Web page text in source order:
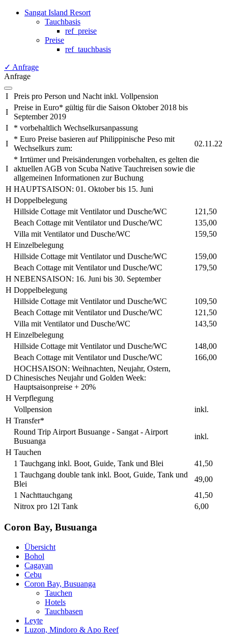
Sangat Island Resort
Tauchbasis
ref_preise
Preise
ref_tauchbasis
✓ Anfrage
Anfrage
I
Preis pro Person und Nacht inkl. Vollpension
I
Preise in Euro* gültig für die Saison Oktober 2018 bis
September 2019
I
* vorbehaltlich Wechselkursanpassung
I
* Euro Preise basieren auf Philippinische Peso mit
Wechselkurs zum:
02.11.22
I
* Irrtümer und Preisänderungen vorbehalten, es gelten die
aktuellen AGB von Scuba Native Tauchreisen sowie die
allgemeinen Informationen zur Buchung
H HAUPTSAISON: 01. Oktober bis 15. Juni
H Doppelbelegung
Hillside Cottage mit Ventilator und Dusche/WC
121,50
Beach Cottage mit Ventilator und Dusche/WC
135,00
Villa mit Ventilator und Dusche/WC
159,50
H Einzelbelegung
Hillside Cottage mit Ventilator und Dusche/WC
159,00
Beach Cottage mit Ventilator und Dusche/WC
179,50
H NEBENSAISON: 16. Juni bis 30. September
H Doppelbelegung
Hillside Cottage mit Ventilator und Dusche/WC
109,50
Beach Cottage mit Ventilator und Dusche/WC
121,50
Villa mit Ventilator und Dusche/WC
143,50
H Einzelbelegung
Hillside Cottage mit Ventilator und Dusche/WC
148,00
Beach Cottage mit Ventilator und Dusche/WC
166,00
D
HOCHSAISON: Weihnachten, Neujahr, Ostern,
Chinesisches Neujahr und Golden Week:
Hauptsaisonpreise + 20%
H Verpflegung
Vollpension
inkl.
H Transfer*
Round Trip Airport Busuange - Sangat - Airport
Busuanga
inkl.
H Tauchen
1 Tauchgang inkl. Boot, Guide, Tank und Blei
41,50
1 Tauchgang double tank inkl. Boot, Guide, Tank und
Blei
49,00
1 Nachttauchgang
41,50
Nitrox pro 12l Tank
6,00
Coron Bay, Busuanga
Übersicht
Bohol
Cagayan
Cebu
Coron Bay, Busuanga
Tauchen
Hotels
Tauchbasen
Leyte
Luzon, Mindoro & Apo Reef